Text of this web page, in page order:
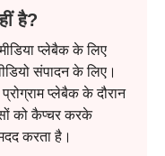
है?
प्लेबैक के लिए
संपादन के लिए।
प्लेबैक के दौरान
को कैप्चर करके
करता है।